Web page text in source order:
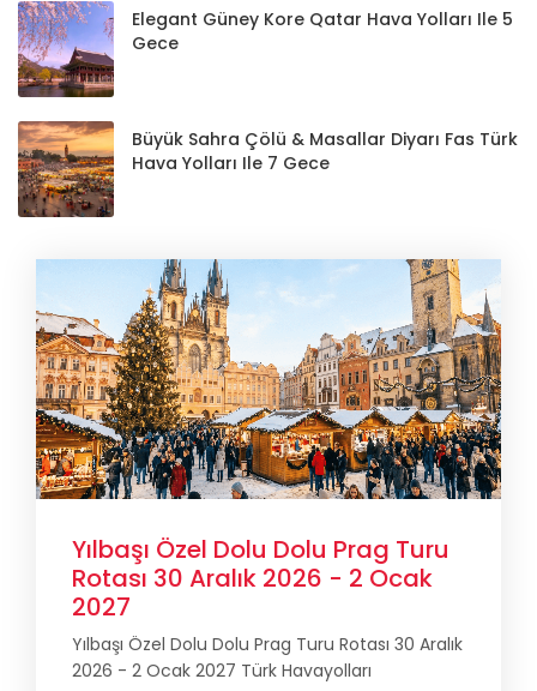
Elegant Güney Kore Qatar Hava Yolları Ile 5
Gece
Büyük Sahra Çölü & Masallar Diyarı Fas Türk
Hava Yolları Ile 7 Gece
Yılbaşı Özel Dolu Dolu Prag Turu
Rotası 30 Aralık 2026 - 2 Ocak
2027
Yılbaşı Özel Dolu Dolu Prag Turu Rotası 30 Aralık
2026 - 2 Ocak 2027 Türk Havayolları